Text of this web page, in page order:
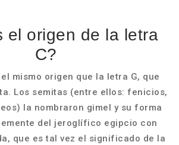
el origen de la letra
C?
mismo origen que la letra G, que
Los semitas (entre ellos: fenicios,
la nombraron gimel y su forma
del jeroglífico egipcio con
que es tal vez el significado de la